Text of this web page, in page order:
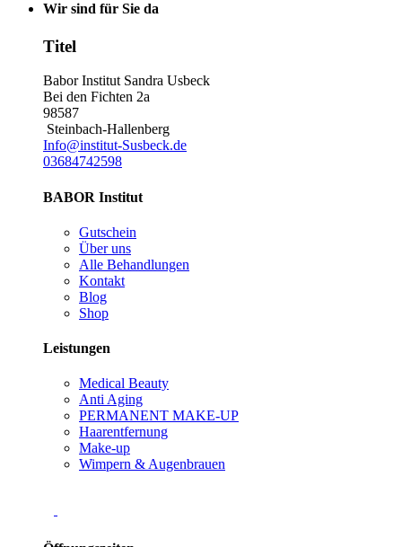
Wir sind für Sie da
Titel
Babor Institut Sandra Usbeck
Bei den Fichten 2a
98587
Steinbach-Hallenberg
Info@institut-Susbeck.de
03684742598
BABOR Institut
Gutschein
Über uns
Alle Behandlungen
Kontakt
Blog
Shop
Leistungen
Medical Beauty
Anti Aging
PERMANENT MAKE-UP
Haarentfernung
Make-up
Wimpern & Augenbrauen